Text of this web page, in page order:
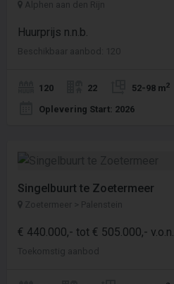
Alphen aan den Rijn
Huurprijs n.n.b.
Beschikbaar aanbod: 120
120 22 52-98 m2
Oplevering Start: 2026
Singelbuurt te Zoetermeer
Zoetermeer > Palenstein
€ 440.000,- tot € 505.000,- v.o.n.
Toekomstig aanbod